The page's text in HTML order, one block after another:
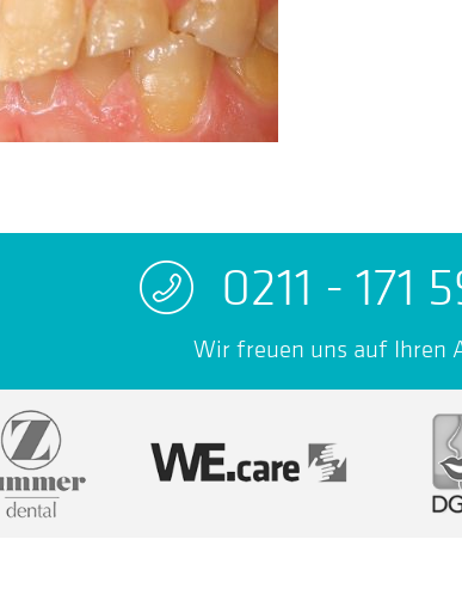
0211 - 171
Wir freuen uns auf Ihren